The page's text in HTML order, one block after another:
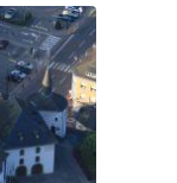
Writing